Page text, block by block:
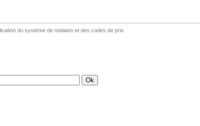
du système de notation et des codes de prix.